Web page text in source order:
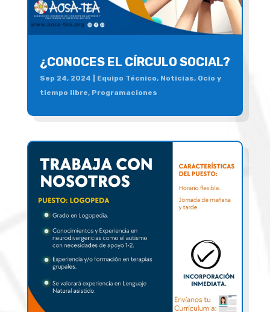
¿CONOCES EL CÍRCULO SOCIAL?
Sep 24, 2024 Equipo Técnico, Noticias, Ocio y
tiempo libre, Programaciones